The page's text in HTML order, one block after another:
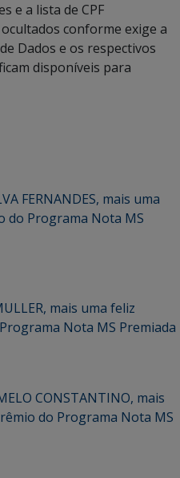
e a lista de CPF
conforme exige a
Dados e os respectivos
disponíveis para
FERNANDES, mais uma
do Programa Nota MS
mais uma feliz
Nota MS Premiada
CONSTANTINO, mais
do Programa Nota MS